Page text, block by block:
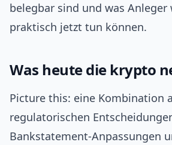
belegbar sind und was Anleger
praktisch jetzt tun können.
Was heute die krypto
Picture this: eine Kombination
regulatorischen
Bankstatement-Anpassungen